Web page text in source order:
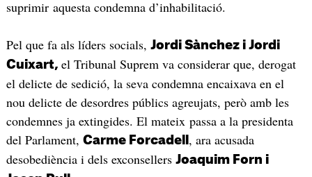
suprimir aquesta condemna d’inhabilitació.
Pel que fa als líders socials, Jordi Sànchez i Jordi
Cuixart, el Tribunal Suprem va considerar que, derogat
el delicte de sedició, la seva condemna encaixava en el
nou delicte de desordres públics agreujats, però amb les
condemnes ja extingides. El mateix passa a la presidenta
del Parlament, Carme Forcadell , ara acusada
desobediència i dels exconsellers Joaquim Forn i